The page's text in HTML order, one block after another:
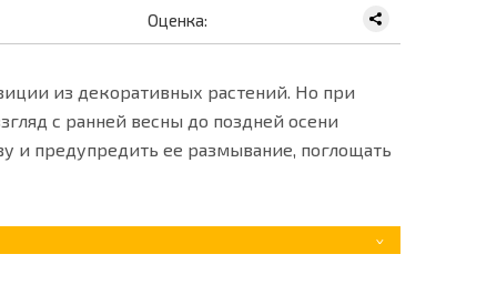
Оценка:
из декоративных растений. Но при
с ранней весны до поздней осени
и предупредить ее размывание, поглощать